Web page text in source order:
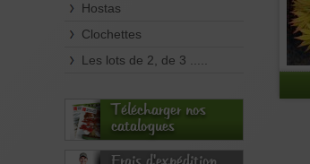
Hostas
Clochettes
Les lots de 2, de 3 .....
Télécharger nos
catalogues